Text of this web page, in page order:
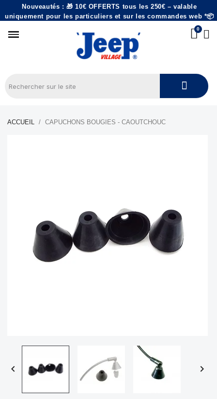
Nouveautés : 🎁 10€ OFFERTS tous les 250€ – valable
uniquement pour les particuliers et sur les commandes web *📦
ACCUEIL CAPUCHONS BOUGIES - CAOUTCHOUC
 